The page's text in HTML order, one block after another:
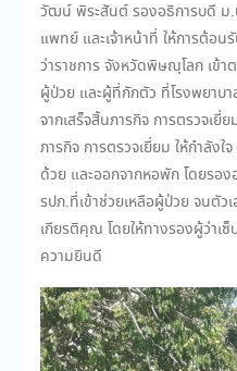
วัฒน์ พิระสันต์ รองอธิการบดี ม.
แพทย์ และเจ้าหน้าที่ ให้การต้อ
ว่าราชการ จังหวัดพิษณุโลก เข้า
ผู้ป่วย และผู้ที่กักตัว ที่โรงพยาบ
จากเสร็จสิ้นภารกิจ การตรวจเยี่
ภารกิจ การตรวจเยี่ยม ให้กำลังใ
ด้วย และออกจากหอพัก โดยรอ
รปภ.ที่เข้าช่วยเหลือผู้ป่วย จนตัว
เกียรติคุณ โดยให้ทางรองผู้ว่าเ
ความยินดี